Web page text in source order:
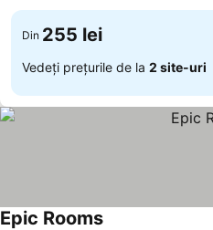
Din 255 lei
Vedeți prețurile de la 2 site-uri
Epic Rooms